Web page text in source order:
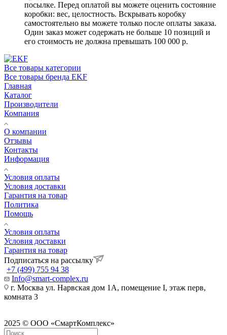
посылке. Перед оплатой вы можете оценить состояние
коробки: вес, целостность. Вскрывать коробку
самостоятельно вы можете только после оплаты заказа.
Один заказ может содержать не больше 10 позиций и
его стоимость не должна превышать 100 000 р.
Все товары категории
Все товары бренда EKF
Главная
Каталог
Производители
Компания
О компании
Отзывы
Контакты
Информация
Условия оплаты
Условия доставки
Гарантия на товар
Политика
Помощь
Условия оплаты
Условия доставки
Гарантия на товар
Подписаться на рассылку
+7 (499) 755 94 38
Info@smart-complex.ru
г. Москва ул. Нарвская дом 1А, помещение I, этаж перв,
комната 3
2025 © ООО «СмартКомплекс»